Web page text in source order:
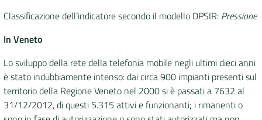
Classificazione dell’indicatore secondo il modello DPSIR: Pressione
In Veneto
Lo sviluppo della rete della telefonia mobile negli ultimi dieci anni
è stato indubbiamente intenso: dai circa 900 impianti presenti sul
territorio della Regione Veneto nel 2000 si è passati a 7632 al
31/12/2012, di questi 5.315 attivi e funzionanti; i rimanenti o